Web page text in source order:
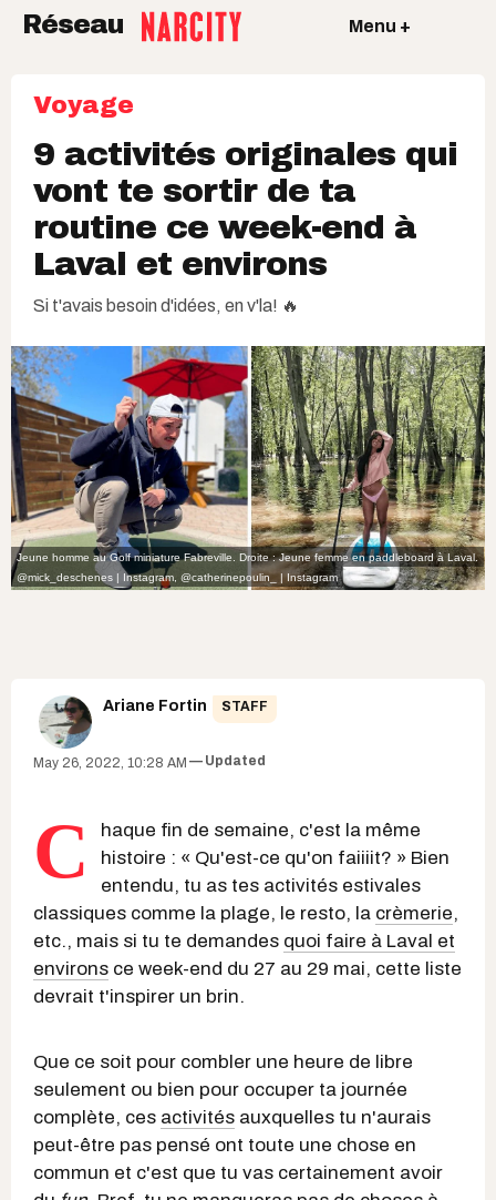
Réseau Menu +
Voyage
9 activités originales qui
vont te sortir de ta
routine ce week-end à
Laval et environs
Si t'avais besoin d'idées, en v'la! 🔥
Jeune homme au Golf miniature Fabreville. Droite : Jeune femme en paddleboard à Laval.
@mick_deschenes | Instagram @catherinepoulin_ | Instagram
Ariane Fortin STAFF
May 26, 2022, 10:28 AM Updated
C
haque fin de semaine, c'est la même
histoire : « Qu'est-ce qu'on faiiiit? » Bien
entendu, tu as tes activités estivales
classiques comme la plage, le resto, la crèmerie,
etc., mais si tu te demandes quoi faire à Laval et
environs ce week-end du 27 au 29 mai, cette liste
devrait t'inspirer un brin.
Que ce soit pour combler une heure de libre
seulement ou bien pour occuper ta journée
complète, ces activités auxquelles tu n'aurais
peut-être pas pensé ont toute une chose en
commun et c'est que tu vas certainement avoir